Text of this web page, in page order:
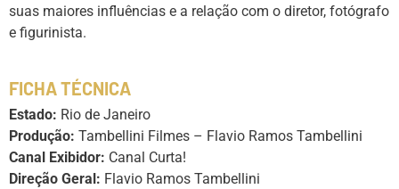
suas maiores influências e a relação com o diretor, fotógrafo
e figurinista.
FICHA TÉCNICA
Estado: Rio de Janeiro
Produção: Tambellini Filmes – Flavio Ramos Tambellini
Canal Exibidor: Canal Curta!
Direção Geral: Flavio Ramos Tambellini